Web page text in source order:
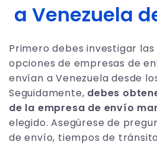
a Venezuela
Primero debes investigar
opciones de empresas de
envían a Venezuela desde
Seguidamente, debes
de la empresa de envío
elegido. Asegúrese de
de envío, tiempos de